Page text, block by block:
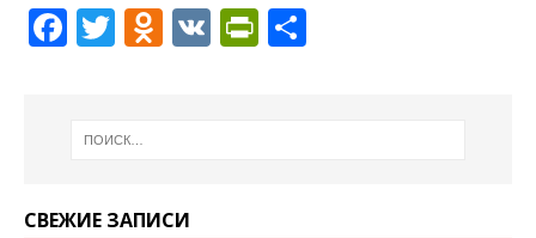
F
e
o
T
te
O
a
V P
СВЕЖИЕ ЗАПИСИ